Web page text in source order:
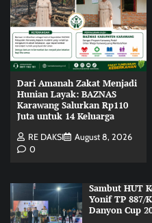
Dari Amanah Zakat Menjadi
Hunian Layak: BAZNAS
Karawang Salurkan Rp110
Juta untuk 14 Keluarga
RE DAKSI
August 8, 2026
0
Sambut HUT
Yonif TP 887/
Danyon Cup